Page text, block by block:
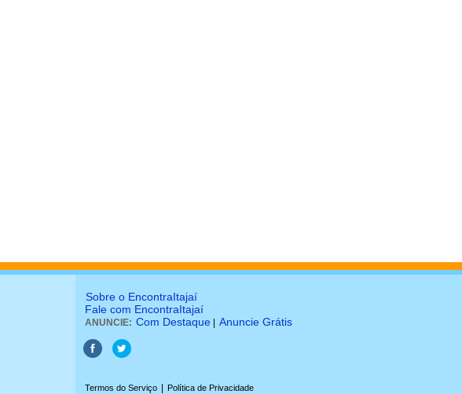
Sobre o EncontraItajaí
Fale com EncontraItajaí
ANUNCIE: Com Destaque Anuncie Grátis
Termos do Serviço Política de Privacidade